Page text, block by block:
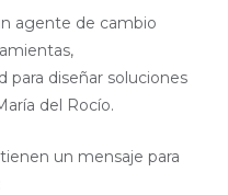
agente de cambio
diseñar soluciones
del Rocío.
un mensaje para